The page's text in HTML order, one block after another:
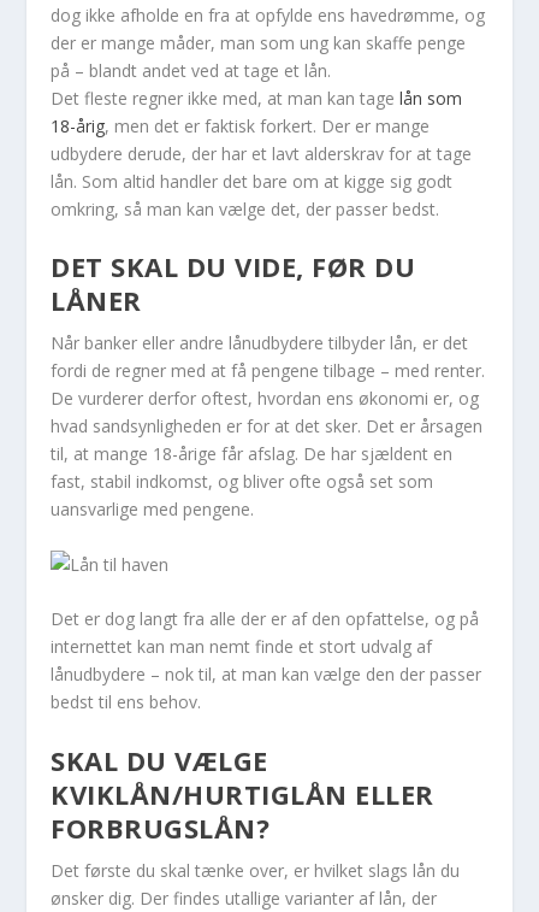
dog ikke afholde en fra at opfylde ens havedrømme, og
der er mange måder, man som ung kan skaffe penge
på – blandt andet ved at tage et lån.
Det fleste regner ikke med, at man kan tagelån som
18-årig, men det er faktisk forkert. Der er mange
udbydere derude, der har et lavt alderskrav for at tage
lån. Som altid handler det bare om at kigge sig godt
omkring, så man kan vælge det, der passer bedst.
DET SKAL DU VIDE, FØR DU
LÅNER
Når banker eller andre lånudbydere tilbyder lån, er det
fordi de regner med at få pengene tilbage – med renter.
De vurderer derfor oftest, hvordan ens økonomi er, og
hvad sandsynligheden er for at det sker. Det er årsagen
til, at mange 18-årige får afslag. De har sjældent en
fast, stabil indkomst, og bliver ofte også set som
uansvarlige med pengene.
Det er dog langt fra alle der er af den opfattelse, og på
internettet kan man nemt finde et stort udvalg af
lånudbydere – nok til, at man kan vælge den der passer
bedst til ens behov.
SKAL DU VÆLGE
KVIKLÅN/HURTIGLÅN ELLER
FORBRUGSLÅN?
Det første du skal tænke over, er hvilket slags lån du
ønsker dig. Der findes utallige varianter af lån, der